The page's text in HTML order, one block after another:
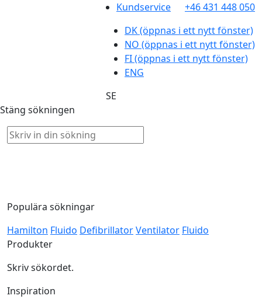
Kundservice
+46 431 448 050
DK(öppnas i ett nytt fönster)
NO (öppnas i ett nytt fönster)
FI(öppnas i ett nytt fönster)
ENG
SE
Stäng sökningen
Populära sökningar
Hamilton Fluido DefibrillatorVentilator Fluido
Produkter
Skriv sökordet.
Inspiration